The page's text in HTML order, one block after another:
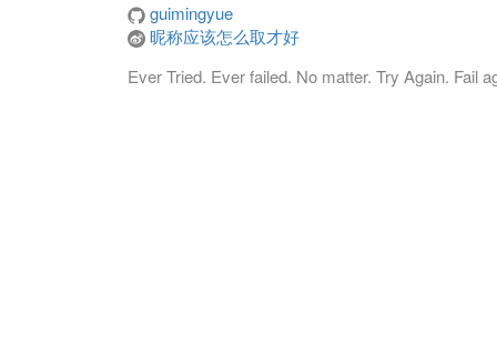
guimingyue
昵称应该怎么取才好
Ever Tried. Ever failed. No matter. Try Again. Fail